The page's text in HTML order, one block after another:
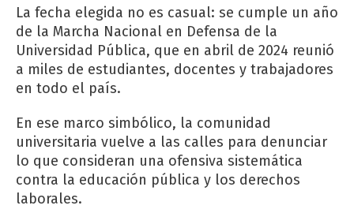
La fecha elegida no es casual: se cumple un año
de la Marcha Nacional en Defensa de la
Universidad Pública, que en abril de 2024 reunió
a miles de estudiantes, docentes y trabajadores
en todo el país.
En ese marco simbólico, la comunidad
universitaria vuelve a las calles para denunciar
lo que consideran una ofensiva sistemática
contra la educación pública y los derechos
laborales.